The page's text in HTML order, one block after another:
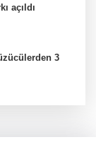
açıldı
3